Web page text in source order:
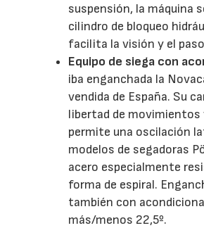
suspensión, la máquina
cilindro de bloqueo
facilita la visión y el
Equipo de siega con
iba enganchada la
vendida de España. Su
libertad de movimientos
permite una oscilación
modelos de segadoras
acero especialmente
forma de espiral.
también con
más/menos 22,5º.